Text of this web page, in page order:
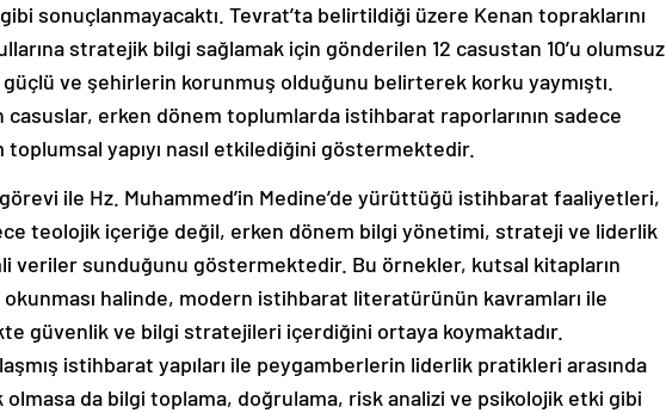
sonuçlanmayacaktı. Tevrat’ta belirtildiği üzere Kenan topraklarını
stratejik bilgi sağlamak için gönderilen 12 casustan 10’u olumsuz
ve şehirlerin korunmuş olduğunu belirterek korku yaymıştı.
casuslar, erken dönem toplumlarda istihbarat raporlarının sadece
toplumsal yapıyı nasıl etkilediğini göstermektedir.
görevi ile Hz. Muhammed’in Medine’de yürüttüğü istihbarat faaliyetleri,
teolojik içeriğe değil, erken dönem bilgi yönetimi, strateji ve liderlik
veriler sunduğunu göstermektedir. Bu örnekler, kutsal kitapların
halinde, modern istihbarat literatürünün kavramları ile
güvenlik ve bilgi stratejileri içerdiğini ortaya koymaktadır.
istihbarat yapıları ile peygamberlerin liderlik pratikleri arasında
da bilgi toplama, doğrulama, risk analizi ve psikolojik etki gibi